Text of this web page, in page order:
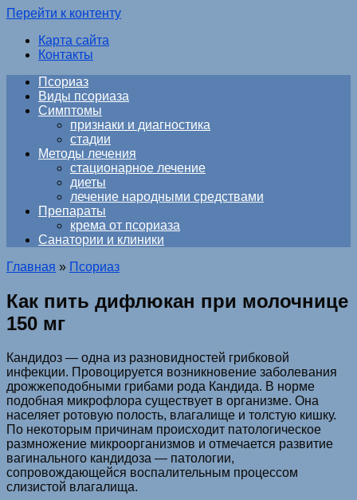
Перейти к контенту
Карта сайта
Контакты
Псориаз
Виды псориаза
Симптомы
признаки и диагностика
стадии
Методы лечения
стационарное лечение
диеты
лечение народными средствами
Препараты
крема от псориаза
Санатории и клиники
Главная » Псориаз
Как пить дифлюкан при молочнице
150 мг
Кандидоз — одна из разновидностей грибковой
инфекции. Провоцируется возникновение заболевания
дрожжеподобными грибами рода Кандида. В норме
подобная микрофлора существует в организме. Она
населяет ротовую полость, влагалище и толстую кишку.
По некоторым причинам происходит патологическое
размножение микроорганизмов и отмечается развитие
вагинального кандидоза — патологии,
сопровождающейся воспалительным процессом
слизистой влагалища.